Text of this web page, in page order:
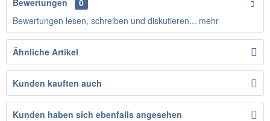
Bewertungen
0
Bewertungen lesen, schreiben und diskutieren... mehr
Ähnliche Artikel
Kunden kauften auch
Kunden haben sich ebenfalls angesehen